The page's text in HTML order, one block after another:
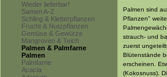
Wieder lieferbar!
Samen A-Z
Schling & Kletterpflanzen
Frucht & Nutzpflanzen
Gemüse & Gewürze
Mangroven & Teich
Palmen & Palmfarne
Palmen
Palmfarne
Acacia
Palmen sind
Pflanzen"
strauch- und
zuerst
Blütenstände
erscheinen.
(Kokosnuss).